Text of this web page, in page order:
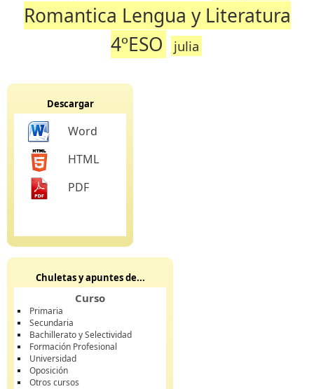
Romantica Lengua y Literatura
4ºESO
julia
Descargar
Word
HTML
PDF
Chuletas y apuntes de...
Curso
Primaria
Secundaria
Bachillerato y Selectividad
Formación Profesional
Universidad
Oposición
Otros cursos